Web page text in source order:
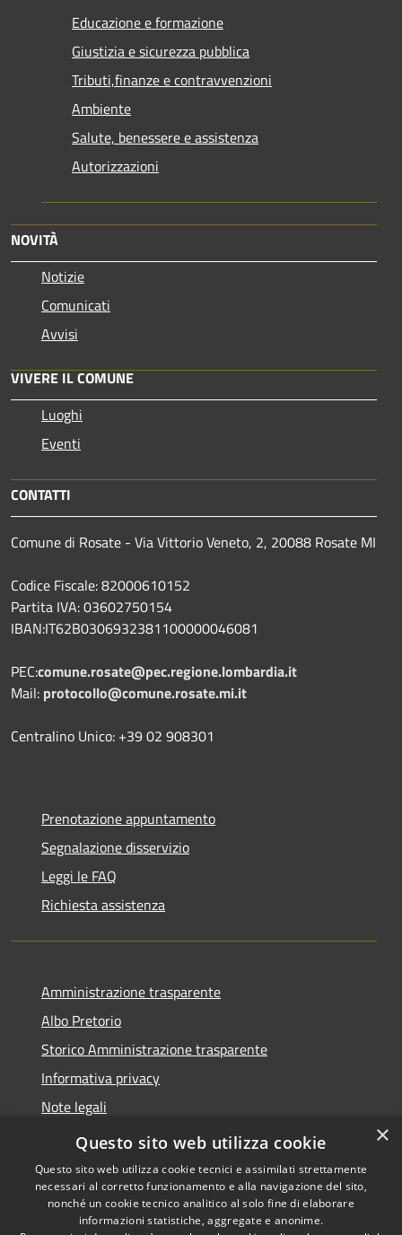
Educazione e formazione
Giustizia e sicurezza pubblica
Tributi,finanze e contravvenzioni
Ambiente
Salute, benessere e assistenza
Autorizzazioni
NOVITÀ
Notizie
Comunicati
Avvisi
VIVERE IL COMUNE
Luoghi
Eventi
CONTATTI
Comune di Rosate - Via Vittorio Veneto, 2, 20088 Rosate MI
Codice Fiscale: 82000610152
Partita IVA: 03602750154
IBAN:IT62B0306932381100000046081
PEC:comune.rosate@pec.regione.lombardia.it
Mail: protocollo@comune.rosate.mi.it
Centralino Unico: +39 02 908301
Prenotazione appuntamento
Segnalazione disservizio
Leggi le FAQ
Richiesta assistenza
Amministrazione trasparente
Albo Pretorio
Storico Amministrazione trasparente
Informativa privacy
Note legali
Dichiarazione di accessibilità
Copyright © 2026 • Comune di
×
Questo sito web utilizza cookie
Questo sito web utilizza cookie tecnici e assimilati strettamente
necessari al corretto funzionamento e alla navigazione del sito,
nonché un cookie tecnico analitico al solo fine di elaborare
informazioni statistiche, aggregate e anonime.